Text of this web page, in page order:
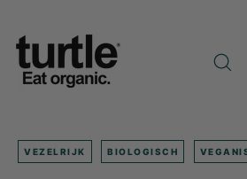
inhoud
U
R
T
E
-VEZELRIJK BIOLOGISCH